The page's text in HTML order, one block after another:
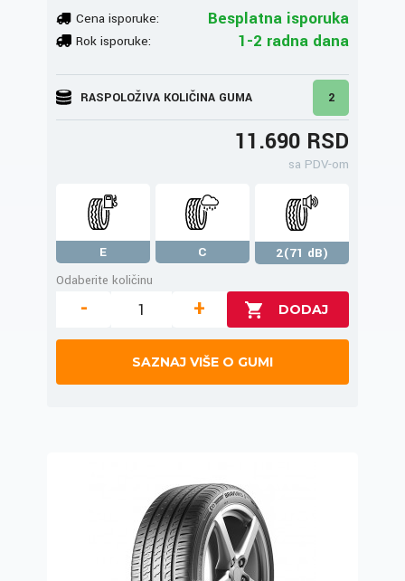
Cena isporuke: Besplatna isporuka
Rok isporuke: 1-2 radna dana
RASPOLOŽIVA KOLIČINA GUMA 2
11.690 RSD
sa PDV-om
E C
2(71 dB)
Odaberite količinu
- +
SAZNAJ VIŠE O GUMI